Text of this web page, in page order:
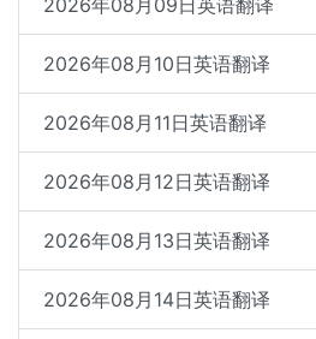
2026年08月09日英语翻译
2026年08月10日英语翻译
2026年08月11日英语翻译
2026年08月12日英语翻译
2026年08月13日英语翻译
2026年08月14日英语翻译